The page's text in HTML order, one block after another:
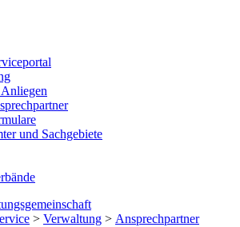
und Sachgebiete
> Verwaltung > Ansprechpartner